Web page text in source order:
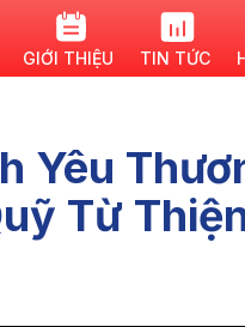
GIỚI THIỆU TIN TỨC
Yêu
Từ